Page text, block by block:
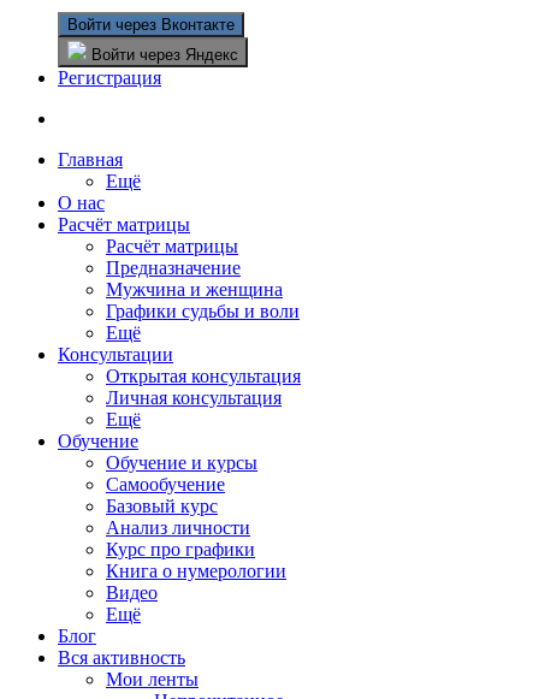
Войти через Вконтакте
Войти через Яндекс
Регистрация
Главная
Ещё
О нас
Расчёт матрицы
Расчёт матрицы
Предназначение
Мужчина и женщина
Графики судьбы и воли
Ещё
Консультации
Открытая консультация
Личная консультация
Ещё
Обучение
Обучение и курсы
Самообучение
Базовый курс
Анализ личности
Курс про графики
Книга о нумерологии
Видео
Ещё
Блог
Вся активность
Мои ленты